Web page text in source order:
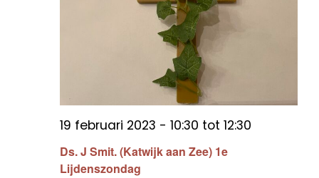
Ds. J Smit. (Katwijk aan Zee) 1e
Lijdenszondag
19 februari 2023 - 10:30 tot 12:30